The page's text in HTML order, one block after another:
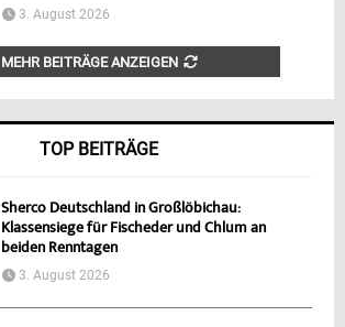
3. August 2026
MEHR BEITRÄGE ANZEIGEN
TOP BEITRÄGE
Sherco Deutschland in Großlöbichau:
Klassensiege für Fischeder und Chlum an
beiden Renntagen
3. August 2026